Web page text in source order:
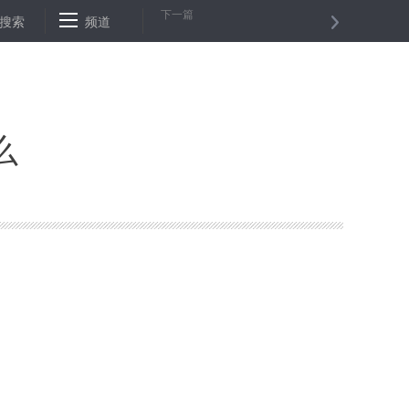
境外机构监督"鞭长莫及"？ 开展专项巡视和检查！
搜索 频道 下一篇